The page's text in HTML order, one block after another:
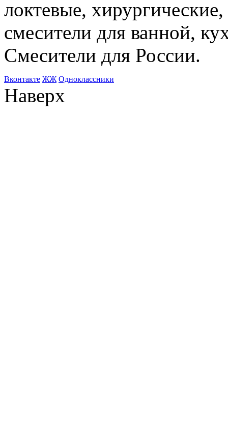
локтевые,
смесители для ванной,
Смесители для России.
Bконтакте ЖЖ Одноклассники
Наверх